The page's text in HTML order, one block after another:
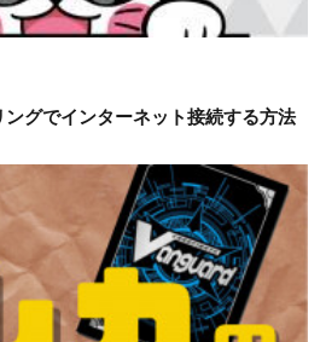
グでインターネット接続する方法